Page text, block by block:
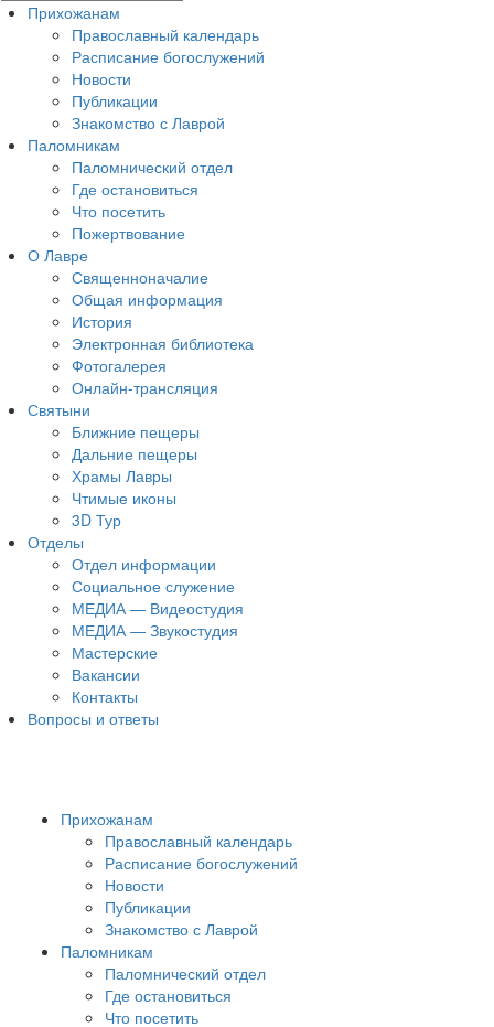
Прихожанам
Православный календарь
Расписание богослужений
Новости
Публикации
Знакомство с Лаврой
Паломникам
Паломнический отдел
Где остановиться
Что посетить
Пожертвование
О Лавре
Священноначалие
Общая информация
История
Электронная библиотека
Фотогалерея
Онлайн-трансляция
Святыни
Ближние пещеры
Дальние пещеры
Храмы Лавры
Чтимые иконы
3D Тур
Отделы
Отдел информации
Социальное служение
МЕДИА — Видеостудия
МЕДИА — Звукостудия
Мастерские
Вакансии
Контакты
Вопросы и ответы
Прихожанам
Православный календарь
Расписание богослужений
Новости
Публикации
Знакомство с Лаврой
Паломникам
Паломнический отдел
Где остановиться
Что посетить